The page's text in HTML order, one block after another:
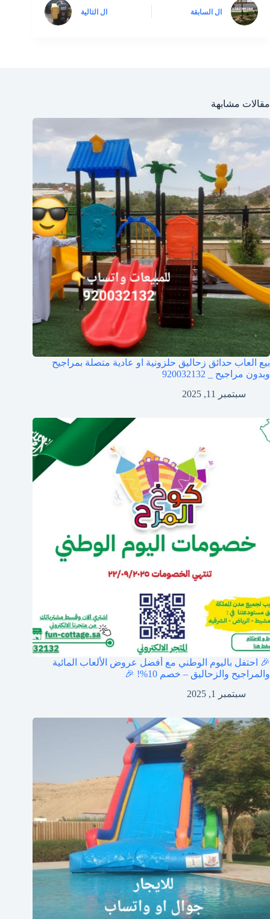
ال السابقة ال التالية
مقالات مشابهة
بيع العاب حدائق زحاليق حلزونية او عادية متصلة بمراجيح
وبدون مراجيح _ 920032132
سبتمبر 11, 2025
🎉 احتفل باليوم الوطني مع أفضل عروض الألعاب المائية
والمراجيح والزحاليق – خصم 10%! 🎉
سبتمبر 1, 2025